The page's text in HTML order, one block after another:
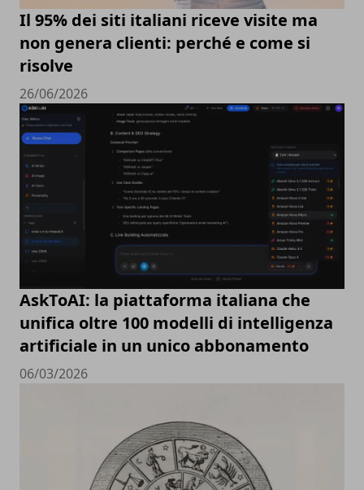
Il 95% dei siti italiani riceve visite ma
non genera clienti: perché e come si
risolve
26/06/2026
AskToAI: la piattaforma italiana che
unifica oltre 100 modelli di intelligenza
artificiale in un unico abbonamento
06/03/2026